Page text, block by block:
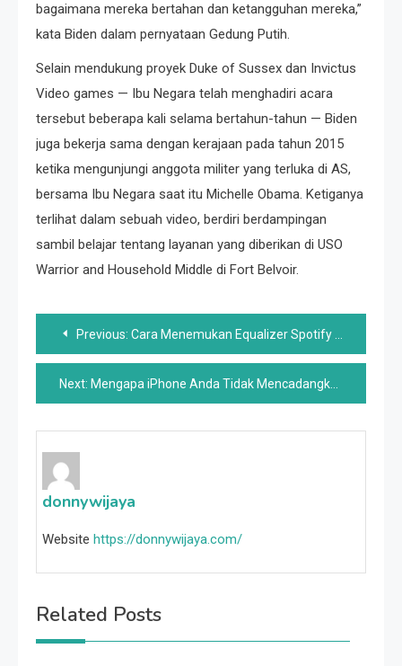
bagaimana mereka bertahan dan ketangguhan mereka,”
kata Biden dalam pernyataan Gedung Putih.
Selain mendukung proyek Duke of Sussex dan Invictus
Video games — Ibu Negara telah menghadiri acara
tersebut beberapa kali selama bertahun-tahun — Biden
juga bekerja sama dengan kerajaan pada tahun 2015
ketika mengunjungi anggota militer yang terluka di AS,
bersama Ibu Negara saat itu Michelle Obama. Ketiganya
terlihat dalam sebuah video, berdiri berdampingan
sambil belajar tentang layanan yang diberikan di USO
Warrior and Household Middle di Fort Belvoir.
Post
navigation
Previous: Cara Menemukan Equalizer Spotify Di Android
Next: Mengapa iPhone Anda Tidak Mencadangkan Dan Cara Memperbaikinya
donnywijaya
Website https://donnywijaya.com/
Related Posts